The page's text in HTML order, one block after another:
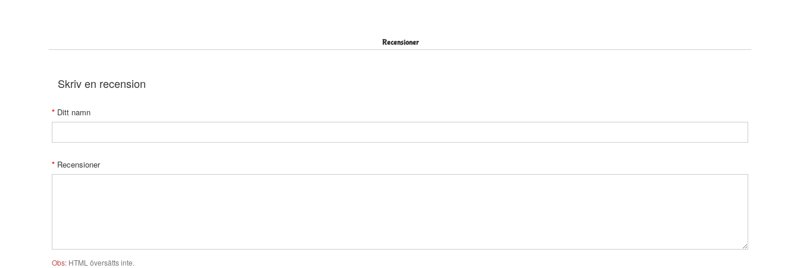
Recensioner
Skriv en recension
Ditt namn
Recensioner
Obs: HTML översätts inte.